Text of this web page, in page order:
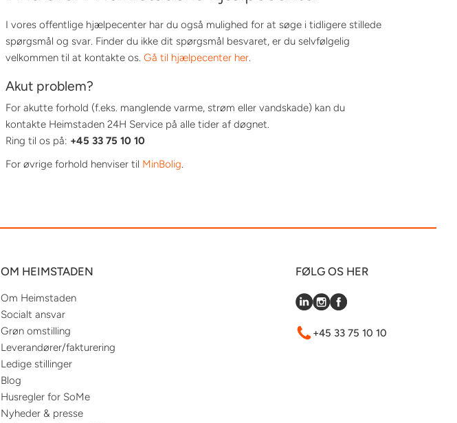
I vores offentlige hjælpecenter har du også mulighed for at søge i tidligere stillede
spørgsmål og svar. Finder du ikke dit spørgsmål besvaret, er du selvfølgelig
velkommen til at kontakte os. Gå til hjælpecenter her.
Akut problem?
For akutte forhold (f.eks. manglende varme, strøm eller vandskade) kan du
kontakte Heimstaden 24H Service på alle tider af døgnet.
Ring til os på: +45 33 75 10 10
For øvrige forhold henviser til MinBolig.
OM HEIMSTADEN
Om Heimstaden
Socialt ansvar
Grøn omstilling
Leverandører/fakturering
Ledige stillinger
Blog
Husregler for SoMe
Nyheder & presse
FØLG OS HER
+45 33 75 10 10